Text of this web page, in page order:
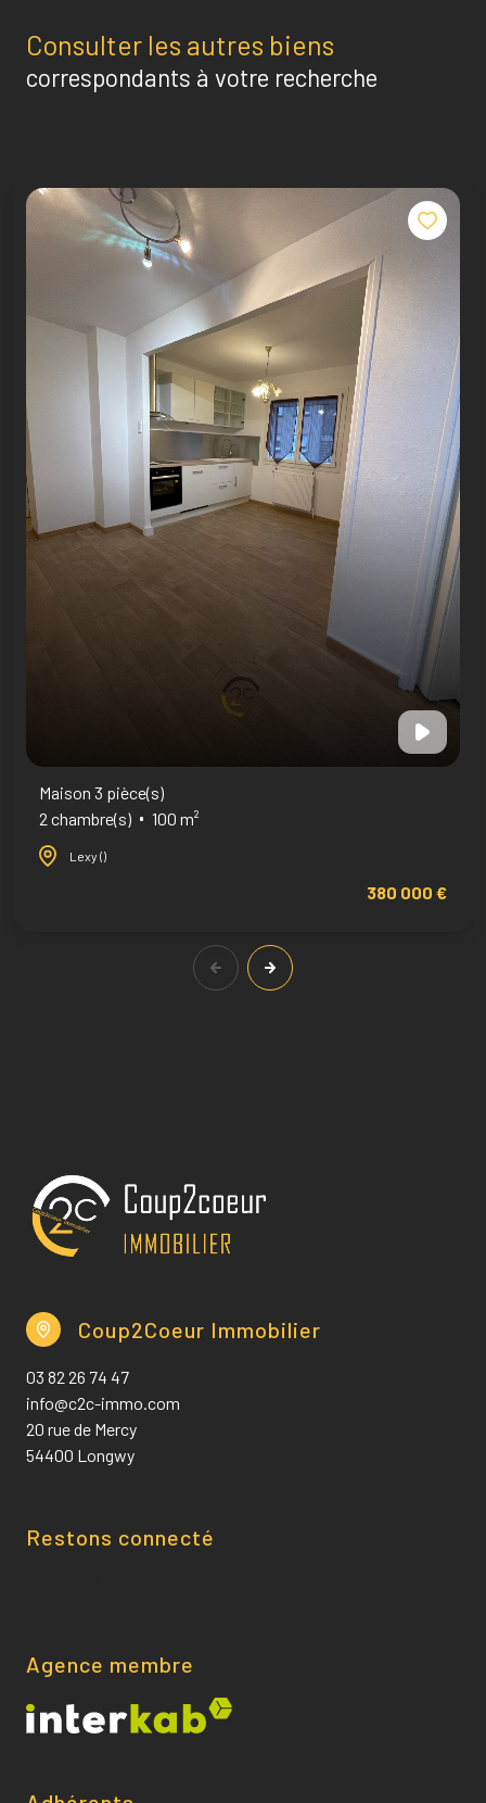
Consulter les autres biens
correspondants à votre recherche
Maison 3 pièce(s)
2 chambre(s)
100 m²
Lexy ()
380 000 €
Coup2Coeur Immobilier
03 82 26 74 47
info@c2c-immo.com
20 rue de Mercy
54400 Longwy
Restons connecté
Agence membre